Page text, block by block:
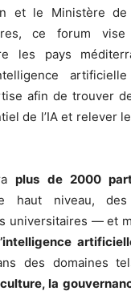
et le Ministère de
ce forum
les pays
afin de trouver
de l’IA et relever
plus de 2000
haut niveau,
universitaires — et
des domaines
la